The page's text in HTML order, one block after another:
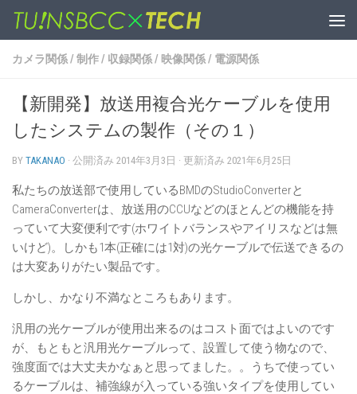
コンテンツへスキップ
カメラ関係/ 制作/ 収録関係/ 映像関係/ 電源関係
【新開発】放送用複合光ケーブルを使用
したシステムの製作（その１）
BY TAKANAO · 公開済み 2014年3月3日 · 更新済み 2021年6月25日
私たちの放送部で使用しているBMDのStudioConverterと
CameraConverterは、放送用のCCUなどのほとんどの機能を持
っていて大変便利です(ホワイトバランスやアイリスなどは無
いけど)。しかも1本(正確には1対)の光ケーブルで伝送できるの
は大変ありがたい製品です。
しかし、かなり不満なところもあります。
汎用の光ケーブルが使用出来るのはコスト面ではよいのです
が、もともと汎用光ケーブルって、設置して使う物なので、
強度面では大丈夫かなぁと思ってました。。うちで使ってい
るケーブルは、補強線が入っている強いタイプを使用してい